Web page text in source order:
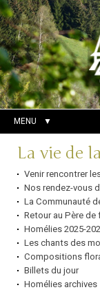
Aller
au
contenu.
|
Aller
à
la
navigation
Outils
personnels
Chercher par
Recherche
avancée…
MENU
Navigation
La vie de
Venir rencontrer
Nos rendez-vous
La Communauté
Retour au Père de
Homélies 2025-
Les chants des
Compositions
Billets du jour
Homélies archives